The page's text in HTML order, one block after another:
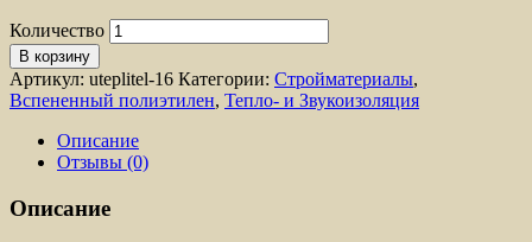
Количество
В корзину
Артикул: uteplitel-16 Категории: Стройматериалы,
Вспененный полиэтилен, Тепло- и Звукоизоляция
Описание
Отзывы (0)
Описание